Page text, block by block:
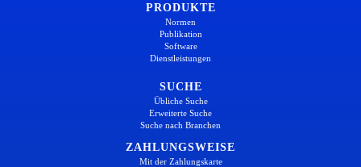
PRODUKTE
Normen
Publikation
Software
Dienstleistungen
SUCHE
Übliche Suche
Erweiterte Suche
Suche nach Branchen
ZAHLUNGSWEISE
Mit der Zahlungskarte